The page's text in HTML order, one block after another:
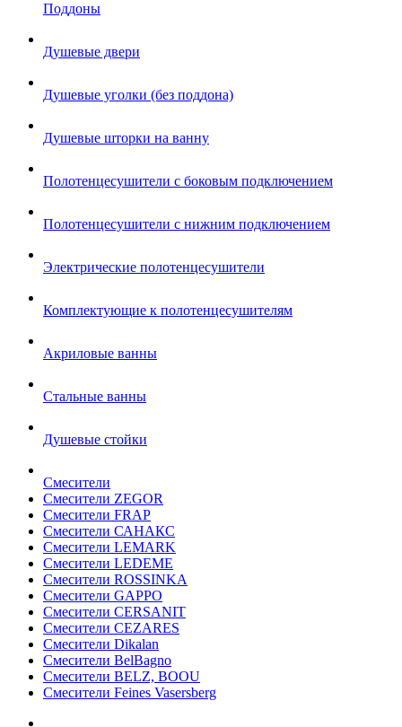
Поддоны
Душевые двери
Душевые уголки (без поддона)
Душевые шторки на ванну
Полотенцесушители с боковым подключением
Полотенцесушители с нижним подключением
Электрические полотенцесушители
Комплектующие к полотенцесушителям
Акриловые ванны
Стальные ванны
Душевые стойки
Смесители
Смесители ZEGOR
Смесители FRAP
Смесители САНАКС
Смесители LEMARK
Смесители LEDEME
Смесители ROSSINKA
Смесители GAPPO
Смесители CERSANIT
Смесители CEZARES
Смесители Dikalan
Смесители BelBagno
Смесители BELZ, BOOU
Смесители Feines Vasersberg